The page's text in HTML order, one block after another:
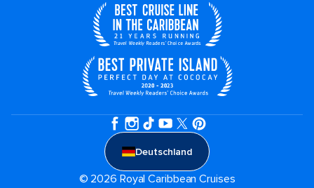
Deutschland
© 2026 Royal Caribbean Cruises